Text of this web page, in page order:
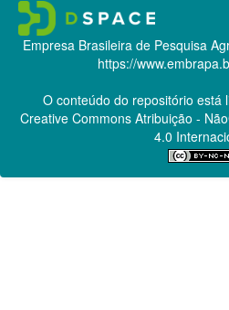
Empresa Brasileira de Pesquisa
https://
O conteúdo do repositório está
Creative CommonsAtribuição -
4.0